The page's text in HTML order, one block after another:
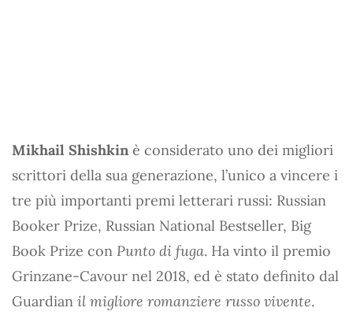
Mikhail Shishkin è considerato uno dei migliori
scrittori della sua generazione, l’unico a vincere i
tre più importanti premi letterari russi: Russian
Booker Prize, Russian National Bestseller, Big
Book Prize con Punto di fuga. Ha vinto il premio
Grinzane-Cavour nel 2018, ed è stato definito dal
Guardian il migliore romanziere russo vivente.